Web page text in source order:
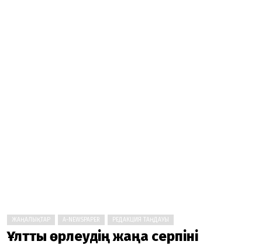
ЖАҢАЛЫҚТАР A-NEWSPAPER РЕДАКЦИЯ ТАҢДАУЫ
Ұлттық өрлеудің жаңа серпіні